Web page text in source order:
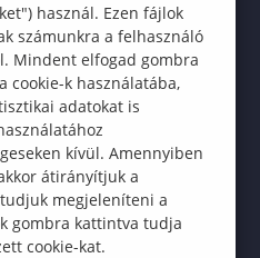
használ. Ezen fájlok
számunkra a felhasználó
Mindent elfogad gombra
cookie-k használatába,
adatokat is
kívül. Amennyiben
átirányítjuk a
megjeleníteni a
gombra kattintva tudja
cookie-kat.